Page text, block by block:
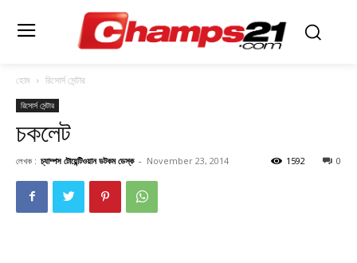
হোম রিসোর্স সেন্টার
রিসোর্স সেন্টার
চকলেট
লেখক : চ্যাম্পস টোয়েন্টিওয়ান ডটকম ডেস্ক - November 23, 2014 0
1592